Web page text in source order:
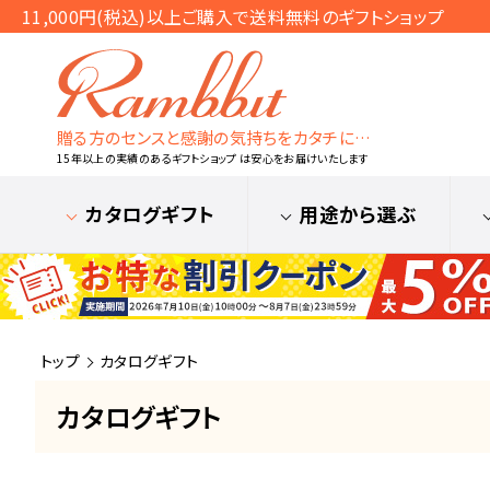
11,000円(税込)以上ご購入で送料無料のギフトショップ
贈る方のセンスと感謝の気持ちをカタチに…
15年以上の実績のあるギフトショップ は安心をお届けいたします
カタログギフト 用途から選ぶ
トップ カタログギフト
カタログギフト